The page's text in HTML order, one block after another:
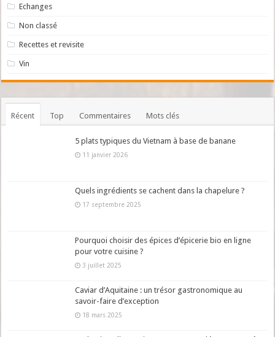
Echanges
Non classé
Recettes et revisite
Vin
Récent Top Commentaires Mots clés
5 plats typiques du Vietnam à base de banane
11 janvier 2026
Quels ingrédients se cachent dans la chapelure ?
17 septembre 2025
Pourquoi choisir des épices d’épicerie bio en ligne
pour votre cuisine ?
3 juillet 2025
Caviar d’Aquitaine : un trésor gastronomique au
savoir-faire d’exception
18 mars 2025